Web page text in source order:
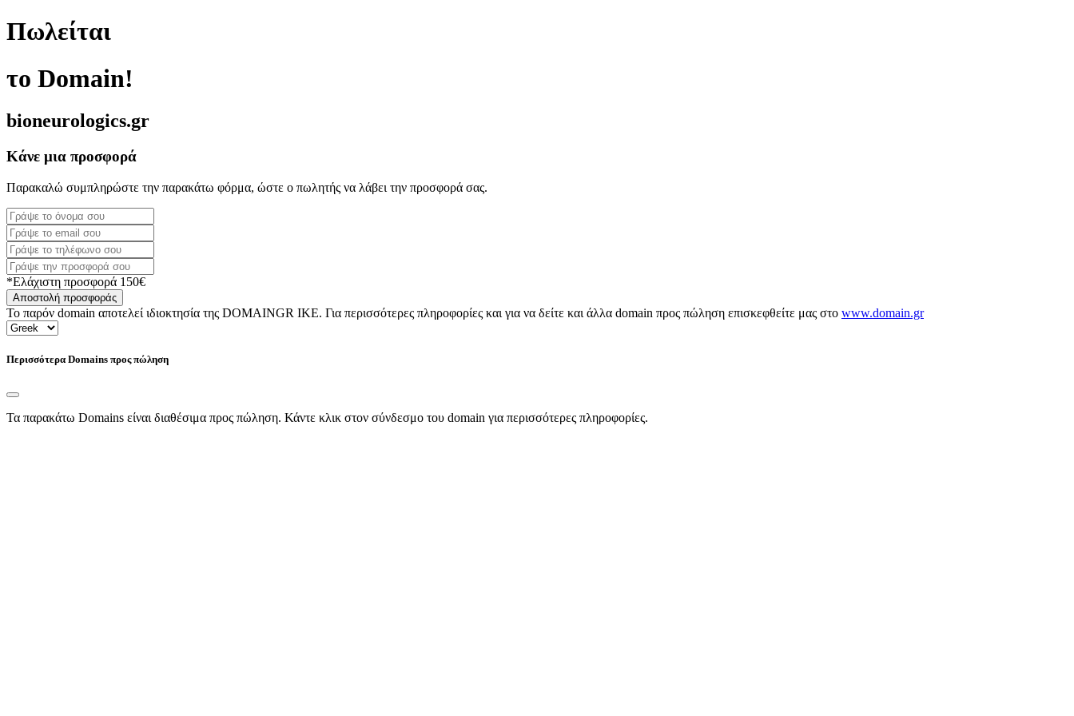
Πωλείται
το Domain!
bioneurologics.gr
Κάνε μια προσφορά
Παρακαλώ συμπληρώστε την παρακάτω φόρμα, ώστε ο πωλητής να λάβει την προσφορά σας.
*Ελάχιστη προσφορά 150€
Αποστολή προσφοράς
Το παρόν domain αποτελεί ιδιοκτησία της DOMAINGR ΙΚΕ. Για περισσότερες πληροφορίες και για να δείτε και άλλα domain προς πώληση επισκεφθείτε μας στο www.domain.gr
Περισσότερα Domains προς πώληση
Τα παρακάτω Domains είναι διαθέσιμα προς πώληση. Κάντε κλικ στον σύνδεσμο του domain για περισσότερες πληροφορίες.